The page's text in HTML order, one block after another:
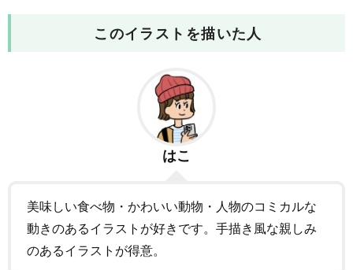
このイラストを描いた人
はこ
美味しい食べ物・かわいい動物・人物のコミカルな
動きのあるイラストが好きです。手描き風な親しみ
のあるイラストが得意。